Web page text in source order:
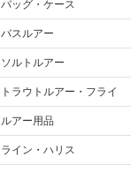
バッグ・ケース
バスルアー
ソルトルアー
トラウトルアー・フライ
ルアー用品
ライン・ハリス